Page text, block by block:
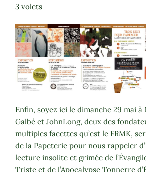
3 volets
Enfin, soyez ici le dimanche 29 mai à
Galbé et JohnLong, deux des
multiples facettes qu’est le FRMK,
de la Papeterie pour nous rappeler
lecture insolite et grimée de
Triste et de l’Apocalypse Tonnerre